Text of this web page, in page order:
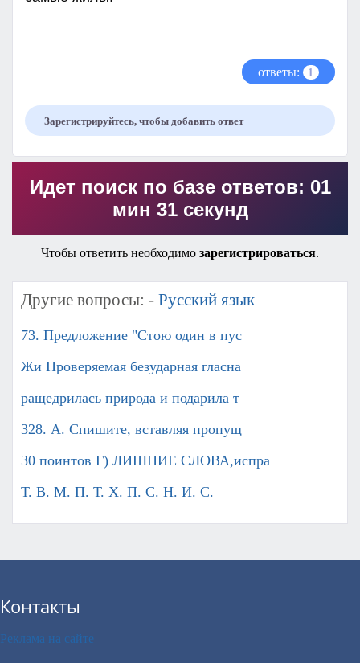
ответы: 1
Зарегистрируйтесь, чтобы добавить ответ
Идет поиск по базе ответов: 01
мин 31 секунд
Чтобы ответить необходимо зарегистрироваться.
Другие вопросы: - Русский язык
73. Предложение "Стою один в пус
Жи Проверяемая безударная гласна
ращедрилась природа и подарила т
328. А. Спишите, вставляя пропущ
30 поинтов Г) ЛИШНИЕ СЛОВА,испра
Т. В. М. П. Т. Х. П. С. Н. И. С.
Контакты
Реклама на сайте